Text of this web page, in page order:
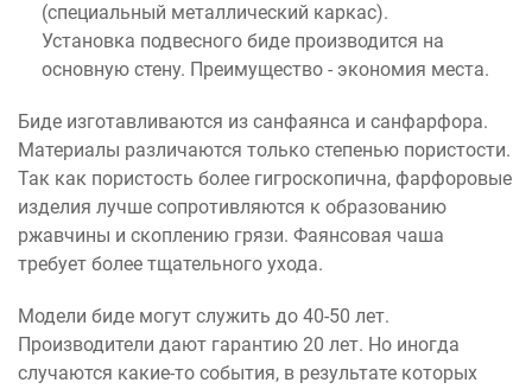
(специальный металлический каркас).
Установка подвесного биде производится на
основную стену. Преимущество - экономия места.
Биде изготавливаются из санфаянса и санфарфора.
Материалы различаются только степенью пористости.
Так как пористость более гигроскопична, фарфоровые
изделия лучше сопротивляются к образованию
ржавчины и скоплению грязи. Фаянсовая чаша
требует более тщательного ухода.
Модели биде могут служить до 40-50 лет.
Производители дают гарантию 20 лет. Но иногда
случаются какие-то события, в результате которых